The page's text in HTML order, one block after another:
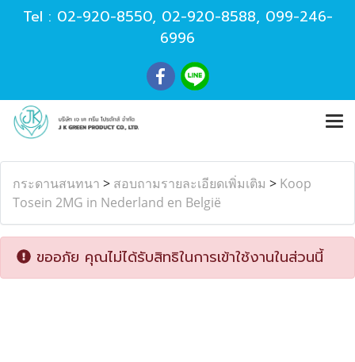
Tel : 02-920-8550, 02-920-8588, 099-246-
6996
กระดานสนทนา > สอบถามรายละเอียดเพิ่มเติม > Koop
Tosein 2MG in Nederland en België
ขออภัย คุณไม่ได้รับสิทธิในการเข้าใช้งานในส่วนนี้